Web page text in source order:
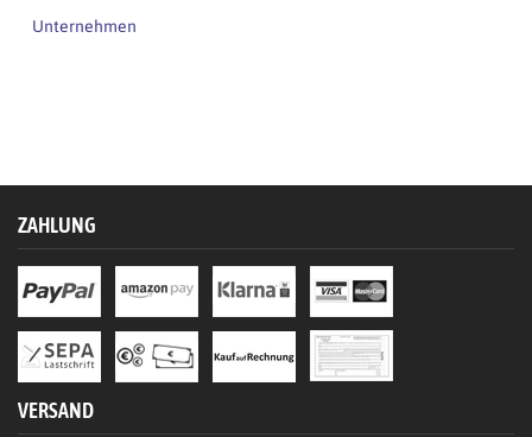
Unternehmen
ZAHLUNG
VERSAND